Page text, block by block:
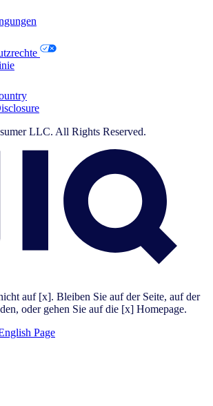
LLC. All Rights Reserved.
auf [x]. Bleiben Sie auf der Seite, auf der
oder gehen Sie auf die [x] Homepage.
Page